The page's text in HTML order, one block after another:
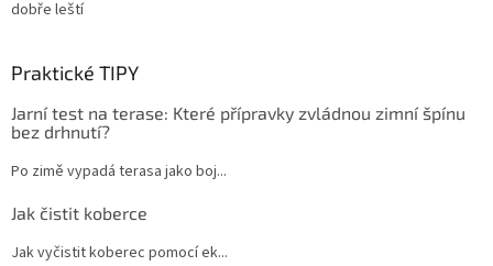
dobře leští
Praktické TIPY
Jarní test na terase: Které přípravky zvládnou zimní špínu
bez drhnutí?
Po zimě vypadá terasa jako boj...
Jak čistit koberce
Jak vyčistit koberec pomocí ek...